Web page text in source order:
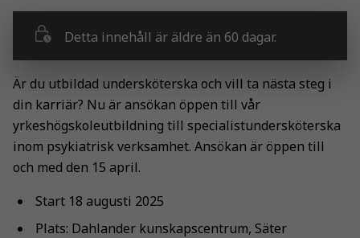
Detta innehåll är äldre än 60 dagar.
Är du utbildad undersköterska och vill ta nästa steg i
din karriär? Nu är ansökan öppen till vår
yrkeshögskoleutbildning till specialistundersköterska
inom psykiatrisk verksamhet. Ansökan är öppen till
och med den 15 april.
Start 18 augusti 2025
Plats: Dahlander kunskapscentrum, Säter